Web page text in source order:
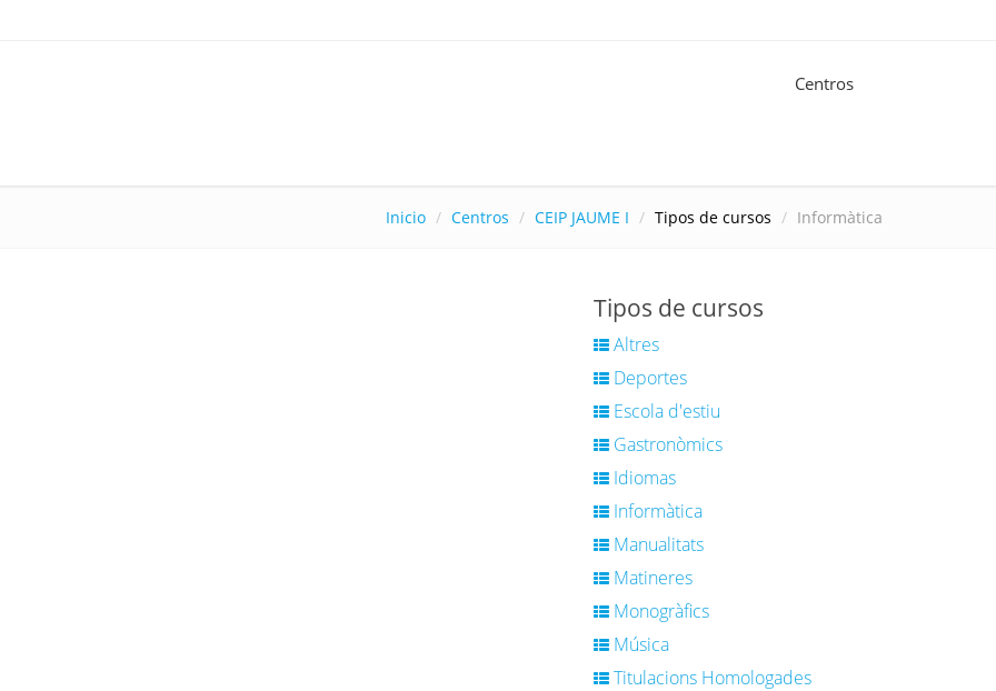
Centros
Inicio Centros CEIP JAUME I Tipos de cursos Informàtica
Tipos de cursos
Altres
Deportes
Escola d'estiu
Gastronòmics
Idiomas
Informàtica
Manualitats
Matineres
Monogràfics
Música
Titulacions Homologades